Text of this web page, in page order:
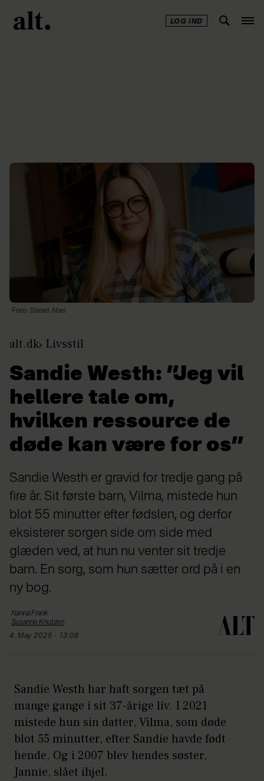
LOG IND
Foto: Sissel Abel
alt.dk Livsstil
Sandie Westh: ”Jeg vil
hellere tale om,
hvilken ressource de
døde kan være for os”
Sandie Westh er gravid for tredje gang på
fire år. Sit første barn, Vilma, mistede hun
blot 55 minutter efter fødslen, og derfor
eksisterer sorgen side om side med
glæden ved, at hun nu venter sit tredje
barn. En sorg, som hun sætter ord på i en
ny bog.
NannaFrank
Susanne Knutzen
4. May 2025 - 13:08
Sandie Westh har haft sorgen tæt på
mange gange i sit 37-årige liv. I 2021
mistede hun sin datter, Vilma, som døde
blot 55 minutter, efter Sandie havde født
hende. Og i 2007 blev hendes søster,
Jannie, slået ihjel.